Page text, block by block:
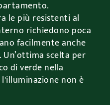
le più resistenti al
richiedono poca
facilmente anche
scelta per
di verde nella
non è